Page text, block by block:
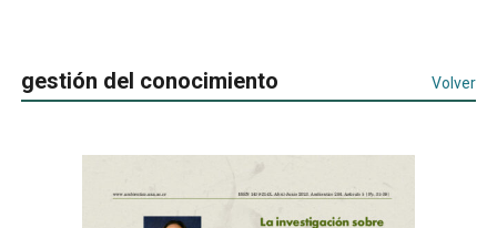
gestión del conocimiento Volver